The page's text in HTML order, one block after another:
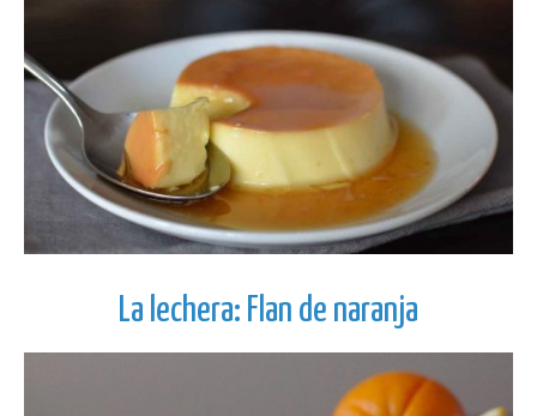
La lechera: Flan de naranja